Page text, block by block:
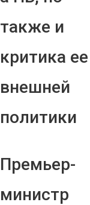
также и
критика ее
внешней
политики
Премьер-
министр